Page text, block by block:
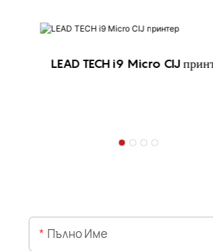
LEAD TECH i9 Micro CIJ
Пълно Име